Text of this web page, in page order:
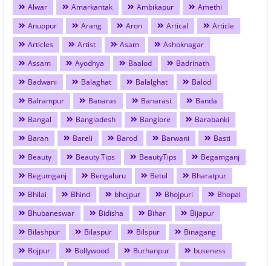
Alwar
Amarkantak Ambikapur
Amethi
Anuppur
Arang Aron Artical
Article
Articles
Artist Asam
Ashoknagar
Assam
Ayodhya Baalod
Badrinath
Badwani
Balaghat Balalghat
Balod
Balrampur
Banaras Banarasi
Banda
Bangal
Bangladesh Banglore
Barabanki
Baran
Bareli Barod Barwani
Basti
Beauty
Beauty Tips BeautyTips
Begamganj
Begumganj
Bengaluru Betul
Bharatpur
Bhilai
Bhind bhojpur Bhojpuri
Bhopal
Bhubaneswar
Bidisha Bihar
Bijapur
Bilashpur
Bilaspur Bilspur
Binagang
Bojpur
Bollywood Burhanpur
buseness